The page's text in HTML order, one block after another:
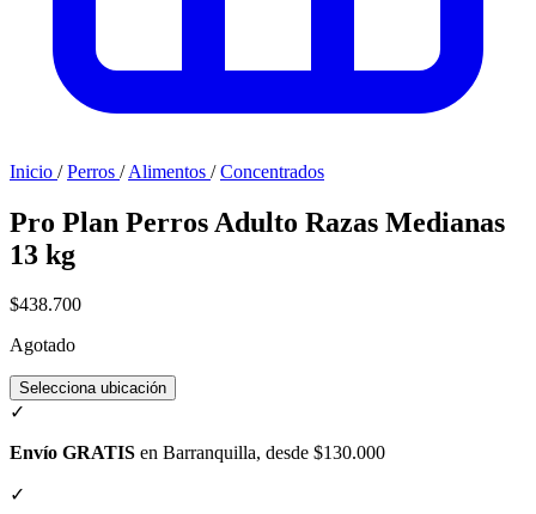
Inicio / Perros / Alimentos / Concentrados
Pro Plan Perros Adulto Razas Medianas
13 kg
$438.700
Agotado
Selecciona ubicación
✓
Envío GRATIS en Barranquilla, desde $130.000
✓